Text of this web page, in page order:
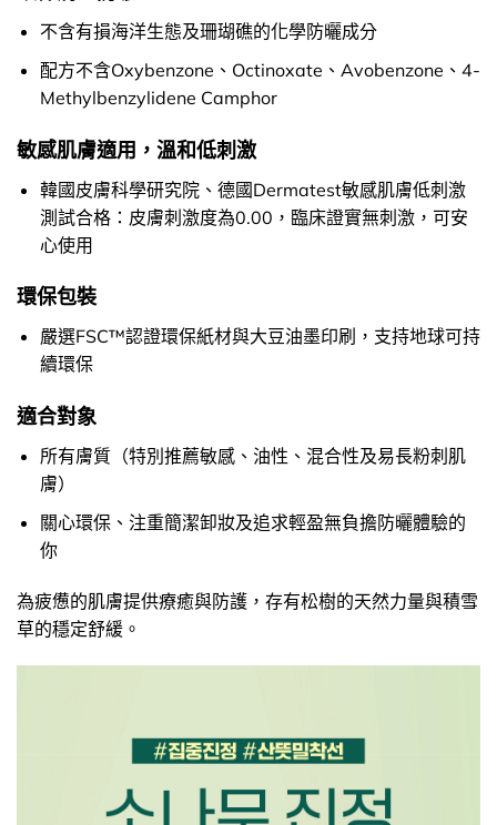
不含有損海洋生態及珊瑚礁的化學防曬成分
配方不含Oxybenzone、Octinoxate、Avobenzone、4-
Methylbenzylidene Camphor
敏感肌膚適用，溫和低刺激
韓國皮膚科學研究院、德國Dermatest敏感肌膚低刺激
測試合格：皮膚刺激度為0.00，臨床證實無刺激，可安
心使用
環保包裝
嚴選FSC™認證環保紙材與大豆油墨印刷，支持地球可持
續環保
適合對象
所有膚質（特別推薦敏感、油性、混合性及易長粉刺肌
膚）
關心環保、注重簡潔卸妝及追求輕盈無負擔防曬體驗的
你
為疲憊的肌膚提供療癒與防護，存有松樹的天然力量與積雪
草的穩定舒緩。